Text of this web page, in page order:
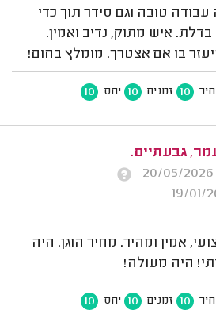
טובה וגם סידר תוך כדי
איש מתוק, נדיב ואמין.
בו אם אצטרך. מומלץ בחום!
10 זמנים 10 יחס 10
גבעתיים.
אמין ומהיר. מחיר הוגן. היה
היה מעולה!
10 זמנים 10 יחס 10